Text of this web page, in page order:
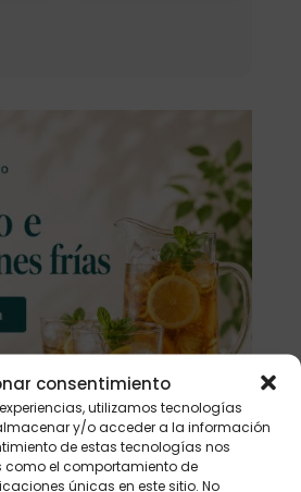
consentimiento
utilizamos tecnologías
y/o acceder a la información
de estas tecnologías nos
como el comportamiento de
únicas en este sitio. No